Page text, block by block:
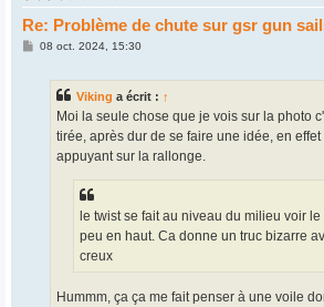
Re: Problème de chute sur gsr gun
M08 oct. 2024, 15:30
Viking a écrit : ↑
Moi la seule chose que je vois sur la photo
tirée, après dur de se faire une idée, en
appuyant sur la rallonge.
le twist se fait au niveau du milieu voir
peu en haut. Ca donne un truc bizarre
creux
Hummm, ça ça me fait penser à une voile